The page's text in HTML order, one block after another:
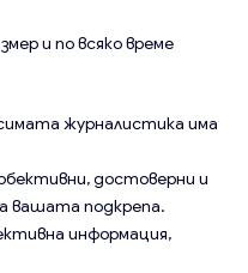
и по всяко време
журналистика има
достоверни и
вашата подкрепа.
информация,